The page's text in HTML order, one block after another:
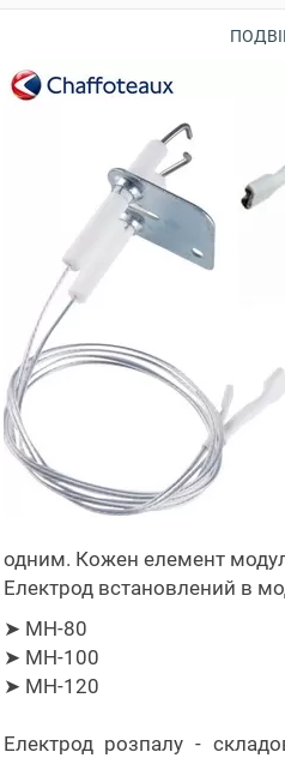
одним. Кожен елемент
Електрод встановлений в
➤ МН-80
➤ МН-100
➤ МН-120
Електрод розпалу -